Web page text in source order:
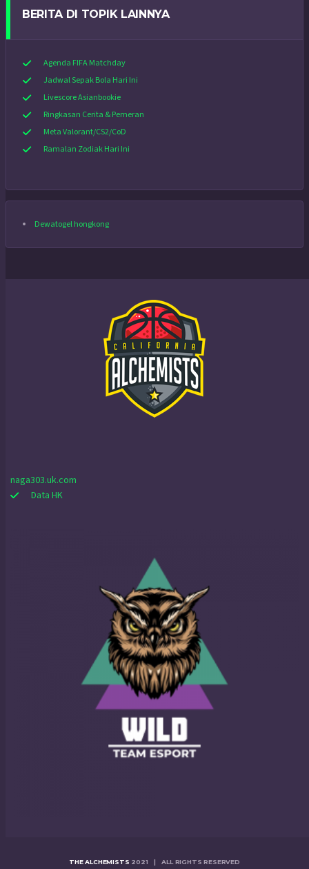
BERITA DI TOPIK LAINNYA
Agenda FIFA Matchday
Jadwal Sepak Bola Hari Ini
Livescore Asianbookie
Ringkasan Cerita & Pemeran
Meta Valorant/CS2/CoD
Ramalan Zodiak Hari Ini
Dewatogel hongkong
naga303.uk.com
Data HK
THE ALCHEMISTS 2021 | ALL RIGHTS RESERVED